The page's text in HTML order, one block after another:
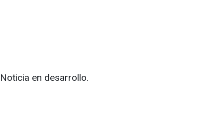
Noticia en desarrollo.